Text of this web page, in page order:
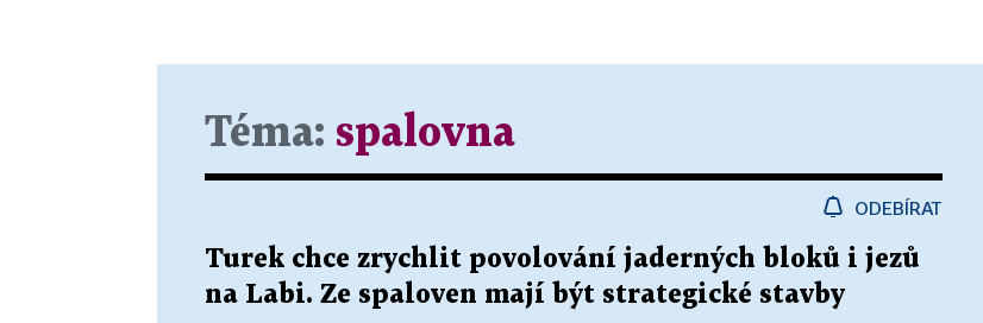
Téma: spalovna
ODEBÍRAT
Turek chce zrychlit povolování jaderných bloků i jezů
na Labi. Ze spaloven mají být strategické stavby